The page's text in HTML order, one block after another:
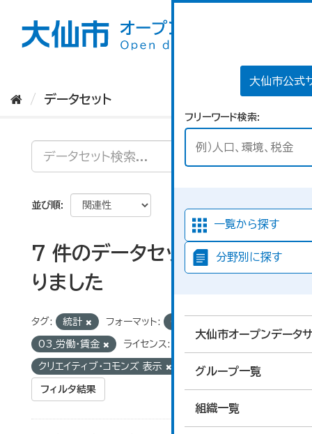
大仙市公式
フリーワード検索
一覧から探す
分野別に探す
大仙市オープンデータ
グループ一覧
組織一覧
データセット
並び順
7 件のデータセットが見つか
りました
タグ: 統計 フォーマット: CSV
03_労働・賃金 ライセンス:
クリエイティブ・コモンズ 表示
フィルタ結果